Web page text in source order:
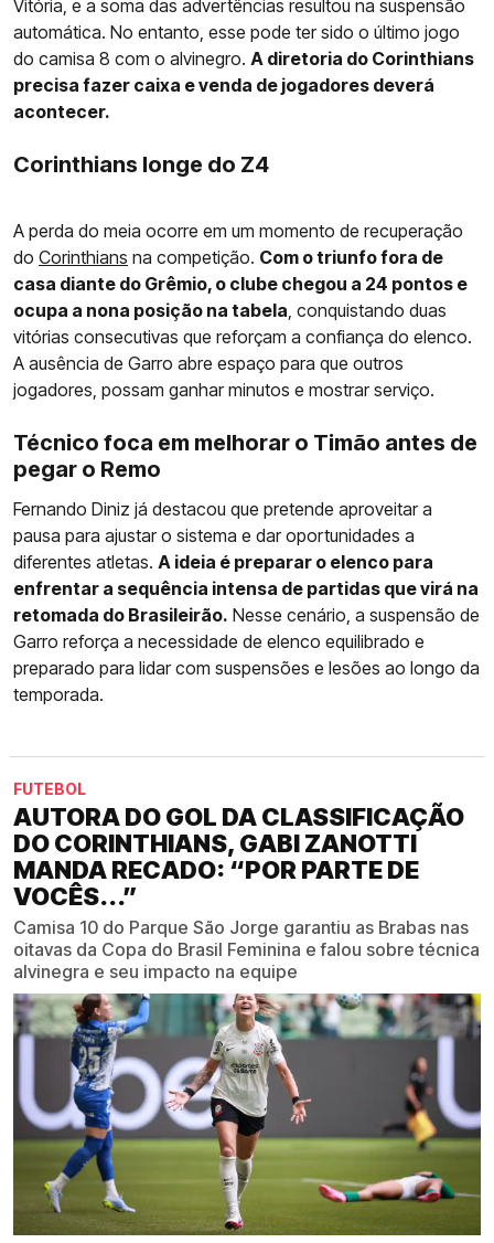
Vitória, e a soma das advertências resultou na suspensão
automática. No entanto, esse pode ter sido o último jogo
do camisa 8 com o alvinegro. A diretoria do Corinthians
precisa fazer caixa e venda de jogadores deverá
acontecer.
Corinthians longe do Z4
A perda do meia ocorre em um momento de recuperação
do Corinthians na competição. Com o triunfo fora de
casa diante do Grêmio, o clube chegou a 24 pontos e
ocupa a nona posição na tabela, conquistando duas
vitórias consecutivas que reforçam a confiança do elenco.
A ausência de Garro abre espaço para que outros
jogadores, possam ganhar minutos e mostrar serviço.
Técnico foca em melhorar o Timão antes de
pegar o Remo
Fernando Diniz já destacou que pretende aproveitar a
pausa para ajustar o sistema e dar oportunidades a
diferentes atletas. A ideia é preparar o elenco para
enfrentar a sequência intensa de partidas que virá na
retomada do Brasileirão. Nesse cenário, a suspensão de
Garro reforça a necessidade de elenco equilibrado e
preparado para lidar com suspensões e lesões ao longo da
temporada.
FUTEBOL
AUTORA DO GOL DA CLASSIFICAÇÃO
DO CORINTHIANS, GABI ZANOTTI
MANDA RECADO: “POR PARTE DE
VOCÊS...”
Camisa 10 do Parque São Jorge garantiu as Brabas nas
oitavas da Copa do Brasil Feminina e falou sobre técnica
alvinegra e seu impacto na equipe